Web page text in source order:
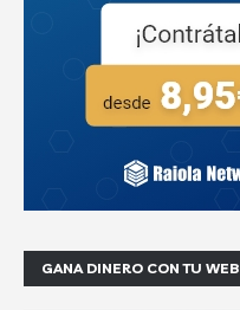
GANA DINERO CON TU WEB